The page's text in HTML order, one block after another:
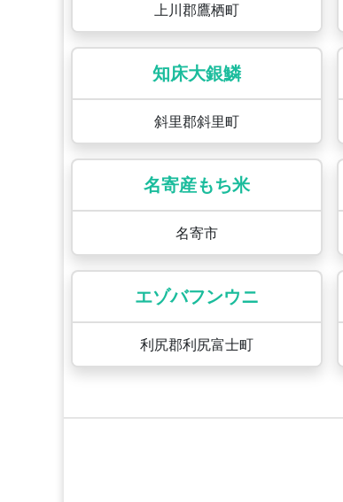
上川郡鷹栖町
知床大銀鱗
斜里郡斜里町
名寄産もち米
名寄市
エゾバフンウニ
利尻郡利尻富士町